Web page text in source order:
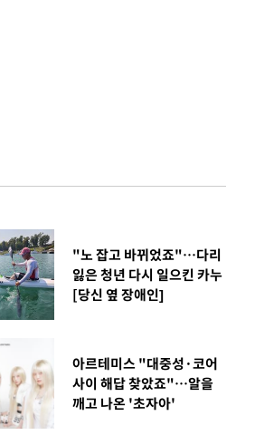
"노 잡고 바뀌었죠"…다리
잃은 청년 다시 일으킨 카누
[당신 옆 장애인]
아르테미스 "대중성·코어
사이 해답 찾았죠"…알을
깨고 나온 '초자아'